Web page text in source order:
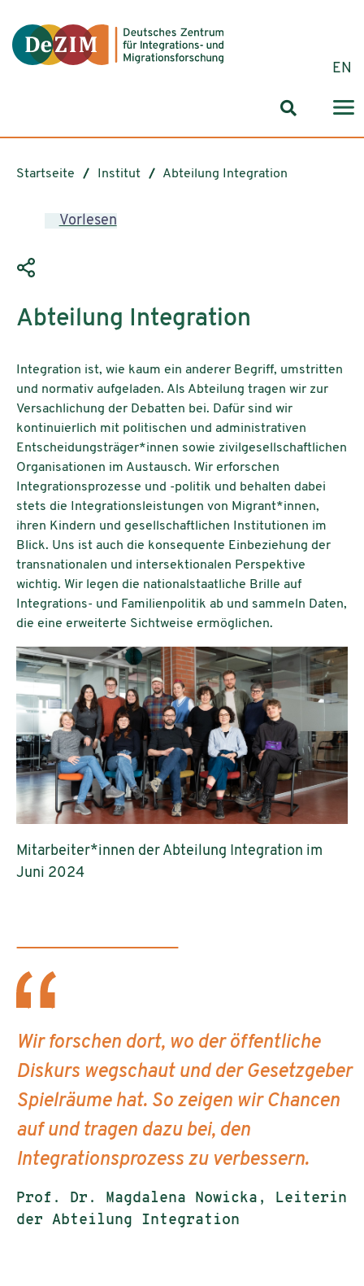
EN
Startseite Institut Abteilung Integration
Vorlesen
Abteilung Integration
Integration ist, wie kaum ein anderer Begriff, umstritten
und normativ aufgeladen. Als Abteilung tragen wir zur
Versachlichung der Debatten bei. Dafür sind wir
kontinuierlich mit politischen und administrativen
Entscheidungsträger*innen sowie zivilgesellschaftlichen
Organisationen im Austausch. Wir erforschen
Integrationsprozesse und -politik und behalten dabei
stets die Integrationsleistungen von Migrant*innen,
ihren Kindern und gesellschaftlichen Institutionen im
Blick. Uns ist auch die konsequente Einbeziehung der
transnationalen und intersektionalen Perspektive
wichtig. Wir legen die nationalstaatliche Brille auf
Integrations- und Familienpolitik ab und sammeln Daten,
die eine erweiterte Sichtweise ermöglichen.
Mitarbeiter*innen der Abteilung Integration im
Juni 2024
Wir forschen dort, wo der öffentliche
Diskurs wegschaut und der Gesetzgeber
Spielräume hat. So zeigen wir Chancen
auf und tragen dazu bei, den
Integrationsprozess zu verbessern.
Prof. Dr. Magdalena Nowicka, Leiterin
der Abteilung Integration